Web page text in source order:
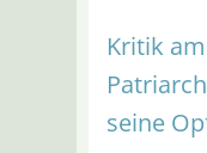
Kritik am
seine